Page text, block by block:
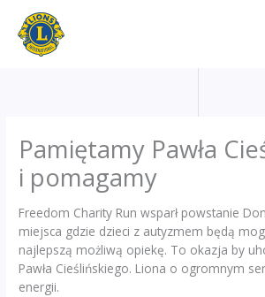
Przejdź
treści
Pamiętamy Pawła
i pomagamy
Freedom Charity Run wsparł powstanie
miejsca gdzie dzieci z autyzmem będą
najlepszą możliwą opiekę. To okazja by
Pawła Cieślińskiego. Liona o ogromnym
energii.